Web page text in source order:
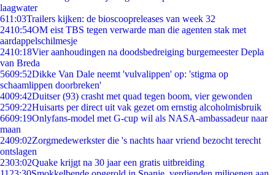
laagwater
611:03Trailers kijken: de bioscoopreleases van week 32
2410:54OM eist TBS tegen verwarde man die agenten stak met
aardappelschilmesje
2410:18Vier aanhoudingen na doodsbedreiging burgemeester Depla
van Breda
5609:52Dikke Van Dale neemt 'vulvalippen' op: 'stigma op
schaamlippen doorbreken'
4009:42Duitser (93) crasht met quad tegen boom, vier gewonden
2509:22Huisarts per direct uit vak gezet om ernstig alcoholmisbruik
6609:19Onlyfans-model met G-cup wil als NASA-ambassadeur naar
maan
2409:02Zorgmedewerkster die 's nachts haar vriend bezocht terecht
ontslagen
2303:02Quake krijgt na 30 jaar een gratis uitbreiding